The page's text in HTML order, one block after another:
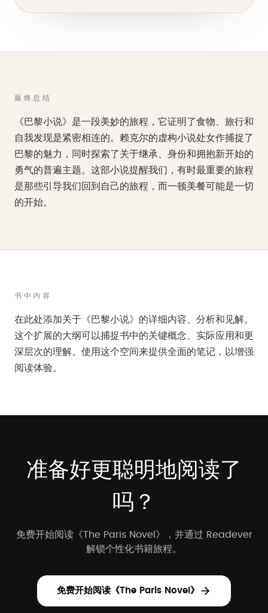
最终总结
《巴黎小说》是一段美妙的旅程，它证明了食物、旅行和
自我发现是紧密相连的。赖克尔的虚构小说处女作捕捉了
巴黎的魅力，同时探索了关于继承、身份和拥抱新开始的
勇气的普遍主题。这部小说提醒我们，有时最重要的旅程
是那些引导我们回到自己的旅程，而一顿美餐可能是一切
的开始。
书中内容
在此处添加关于《巴黎小说》的详细内容、分析和见解。
这个扩展的大纲可以捕捉书中的关键概念、实际应用和更
深层次的理解。使用这个空间来提供全面的笔记，以增强
阅读体验。
准备好更聪明地阅读了
吗？
免费开始阅读《The Paris Novel》，并通过 Readever
解锁个性化书籍旅程。
免费开始阅读《The Paris Novel》